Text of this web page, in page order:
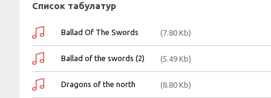
Список табулатур
Ballad Of The Swords (7.80 Kb)
Ballad of the swords (2) (5.49 Kb)
Dragons of the north (8.80 Kb)